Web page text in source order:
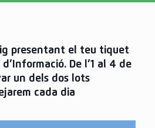
presentant el teu tiquet
De l’1 al 4 de
un dels dos lots
cada dia